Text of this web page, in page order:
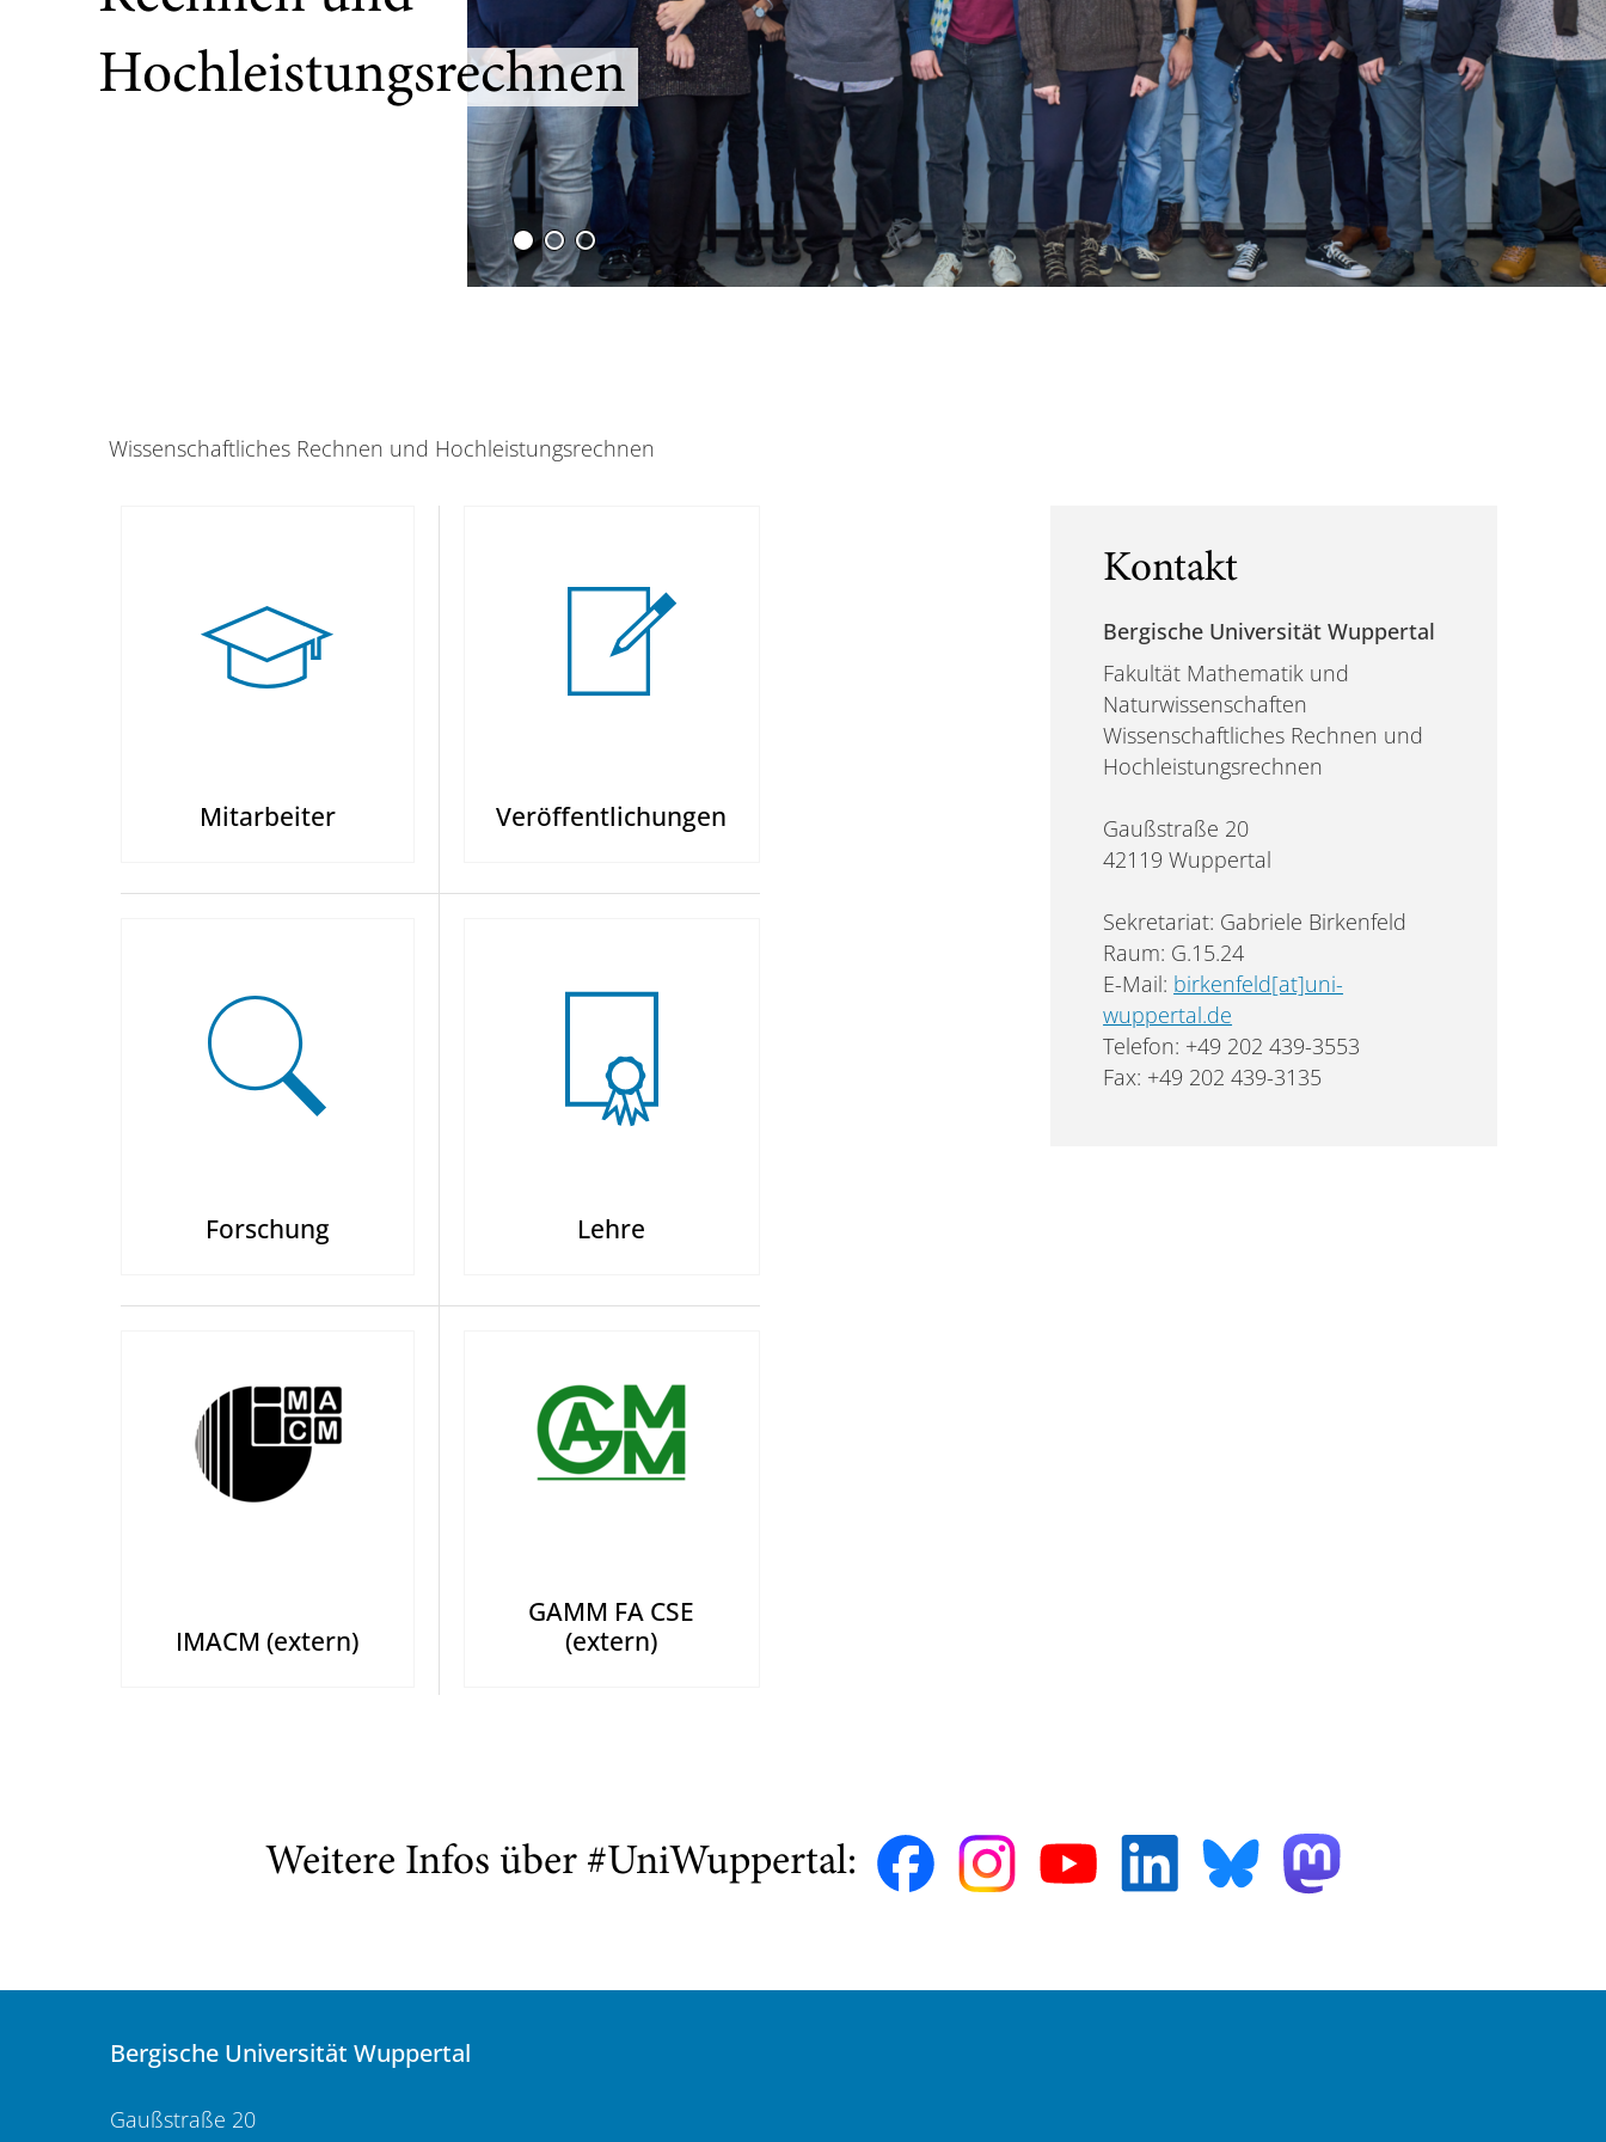
Hochleistungsrechnen
Wissenschaftliches Rechnen und Hochleistungsrechnen
Mitarbeiter Veröffent­lichungen
Forschung Lehre
IMACM (extern)
GAMM FA CSE
(extern)
Kontakt
Bergische Universität Wuppertal
Fakultät Mathematik und
Naturwissenschaften
Wissenschaftliches Rechnen und
Hochleistungsrechnen
Gaußstraße 20
42119 Wuppertal
Sekretariat: Gabriele Birkenfeld
Raum: G.15.24
E-Mail: birkenfeld[at]uni-
wuppertal.de
Telefon: +49 202 439-3553
Fax: +49 202 439-3135
Weitere Infos über #UniWuppertal:
Bergische Universität Wuppertal
Gaußstraße 20